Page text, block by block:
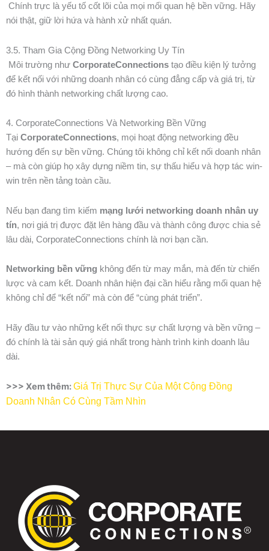
Chính trực là yếu tố cốt lõi của mọi mối quan hệ bền vững. Hãy
nói thật, giữ lời hứa và hành xử nhất quán.
3.5. Tham Gia Cộng Đồng Networking Uy Tín
Môi trường như CorporateConnections tạo điều kiện lý tưởng
để kết nối với những doanh nhân có cùng đẳng cấp và giá trị, từ
đó hình thành networking chất lượng cao.
4. CorporateConnections Và Networking Bền Vững
Tại CorporateConnections, mọi hoạt động networking đều
hướng đến sự bền vững. Chúng tôi không chỉ kết nối doanh nhân
– mà còn giúp họ xây dựng niềm tin, sự thấu hiểu và hợp tác win-
win trên nền tảng toàn cầu.
Nếu bạn đang tìm kiếm mạng lưới networking doanh nhân uy
tín, nơi giá trị được đặt lên hàng đầu và thành công được chia sẻ
lâu dài, CorporateConnections chính là nơi bạn cần.
Networking bền vững không đến từ may mắn, mà đến từ chiến
lược và cam kết. Doanh nhân hiện đại cần hiểu rằng mối quan hệ
không chỉ để “kết nối” mà còn để “cùng phát triển”.
Hãy đầu tư vào những kết nối thực sự chất lượng và bền vững –
đó chính là tài sản quý giá nhất trong hành trình kinh doanh lâu
dài.
>>> Xem thêm:Giá Trị Thực Sự Của Một Cộng Đồng
Doanh Nhân Có Cùng Tầm Nhìn